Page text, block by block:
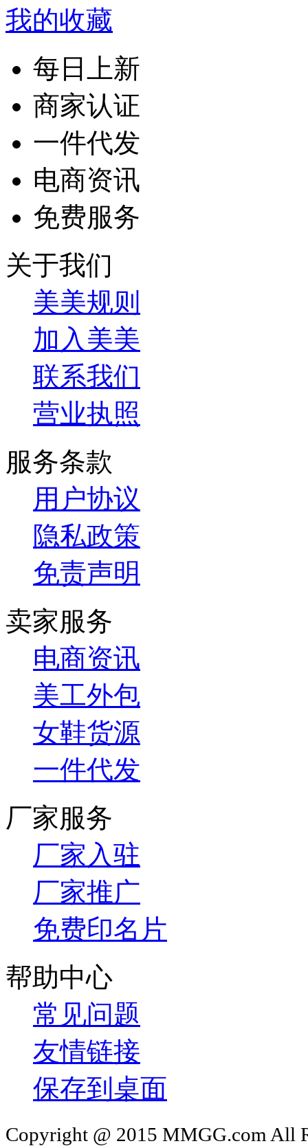
我的收藏
每日上新
商家认证
一件代发
电商资讯
免费服务
关于我们
美美规则
加入美美
联系我们
营业执照
服务条款
用户协议
隐私政策
免责声明
卖家服务
电商资讯
美工外包
女鞋货源
一件代发
厂家服务
厂家入驻
厂家推广
免费印名片
帮助中心
常见问题
友情链接
保存到桌面
Copyright @ 2015 MMGG.com All